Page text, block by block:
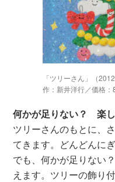
「ツリーさん」（
作：新井洋行／価格
何かが足りない？ 楽
ツリーさんのもとに、
てきます。どんどんに
でも、何かが足りない
えます。ツリーの飾り